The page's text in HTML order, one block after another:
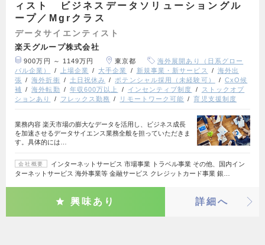
ィスト ビジネスデータソリューショングル
ープ／Mgrクラス
データサイエンティスト
楽天グループ株式会社
900万円 ～ 1149万円 東京都
海外展開あり（日系グロー
バル企業）
上場企業 大手企業 新規事業・新サービス
海外出
張
海外折衝 土日祝休み ポテンシャル採用（未経験可）
CxO候
補
海外転勤 年収600万以上 インセンティブ制度
ストックオプ
ションあり
フレックス勤務 リモートワーク可能 育児支援制度
業務内容 楽天市場の膨大なデータを活用し、ビジネス成長
を加速させるデータサイエンス業務全般を担っていただきま
す。具体的には…
会社概要
インターネットサービス 市場事業 トラベル事業 その他、国内イン
ターネットサービス 海外事業等 金融サービス クレジットカード事業 銀…
興味あり 詳細へ